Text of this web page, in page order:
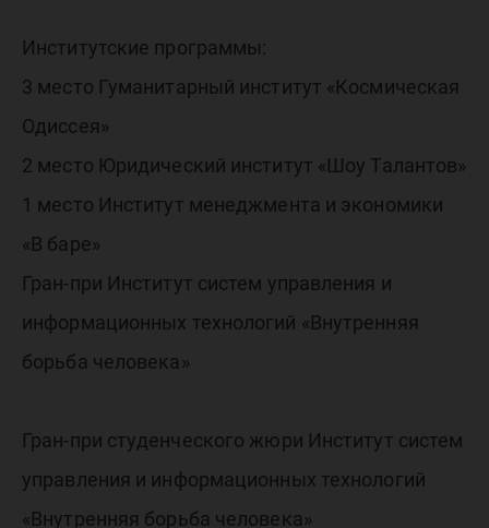
Институтские программы:
3 место Гуманитарный институт «Космическая
Одиссея»
2 место Юридический институт «Шоу Талантов»
1 место Институт менеджмента и экономики
«В баре»
Гран-при Институт систем управления и
информационных технологий «Внутренняя
борьба человека»
Гран-при студенческого жюри Институт систем
управления и информационных технологий
«Внутренняя борьба человека»